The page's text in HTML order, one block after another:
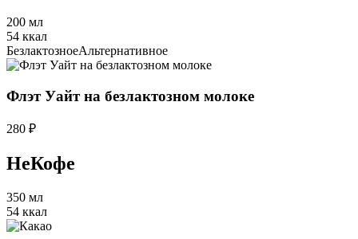
200 мл
54 ккал
БезлактозноеАльтернативное
Флэт Уайт на безлактозном молоке
280 ₽
НеКофе
350 мл
54 ккал